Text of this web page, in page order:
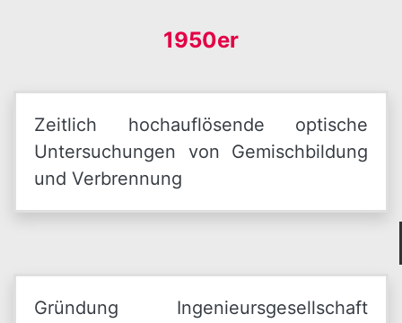
1950er
Zeitlich hochauflösende optische
Untersuchungen von Gemischbildung
und Verbrennung
Gründung Ingenieursgesellschaft